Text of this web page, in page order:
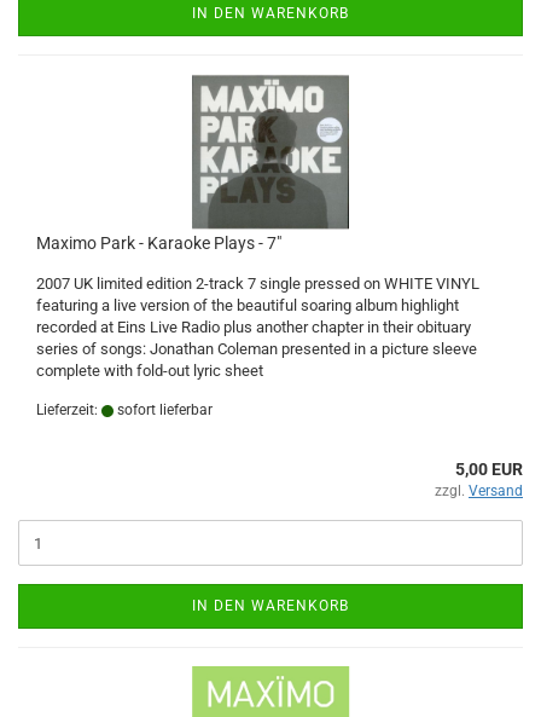
IN DEN WARENKORB
Maximo Park - Karaoke Plays - 7"
2007 UK limited edition 2-track 7 single pressed on WHITE VINYL
featuring a live version of the beautiful soaring album highlight
recorded at Eins Live Radio plus another chapter in their obituary
series of songs: Jonathan Coleman presented in a picture sleeve
complete with fold-out lyric sheet
Lieferzeit: sofort lieferbar
5,00 EUR
zzgl. Versand
IN DEN WARENKORB